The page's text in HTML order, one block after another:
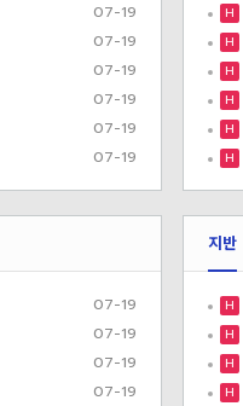
07-19
07-19
07-19
07-19
07-19
07-19
H
H
H
H
H
H
07-19
07-19
07-19
07-19
지반
H
H
H
H